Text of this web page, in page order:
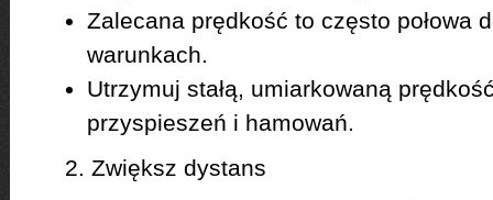
Zalecana prędkość to często połowa
warunkach.
Utrzymuj stałą, umiarkowaną
przyspieszeń i hamowań.
2. Zwiększ dystans